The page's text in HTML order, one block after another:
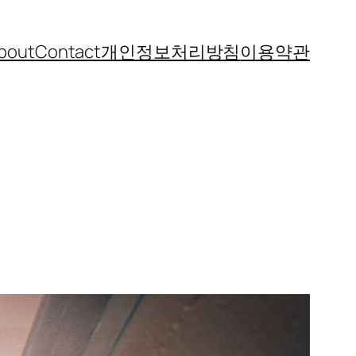
Contact개인정보처리방침이용약관